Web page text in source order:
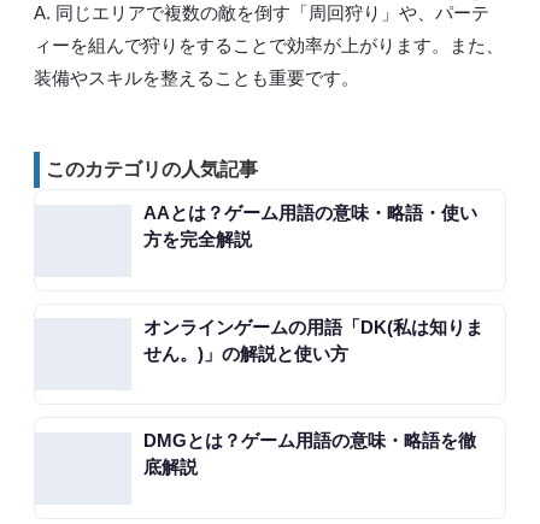
A. 同じエリアで複数の敵を倒す「周回狩り」や、パーテ
ィーを組んで狩りをすることで効率が上がります。また、
装備やスキルを整えることも重要です。
このカテゴリの人気記事
AAとは？ゲーム用語の意味・略語・使い
方を完全解説
オンラインゲームの用語「DK(私は知りま
せん。)」の解説と使い方
DMGとは？ゲーム用語の意味・略語を徹
底解説